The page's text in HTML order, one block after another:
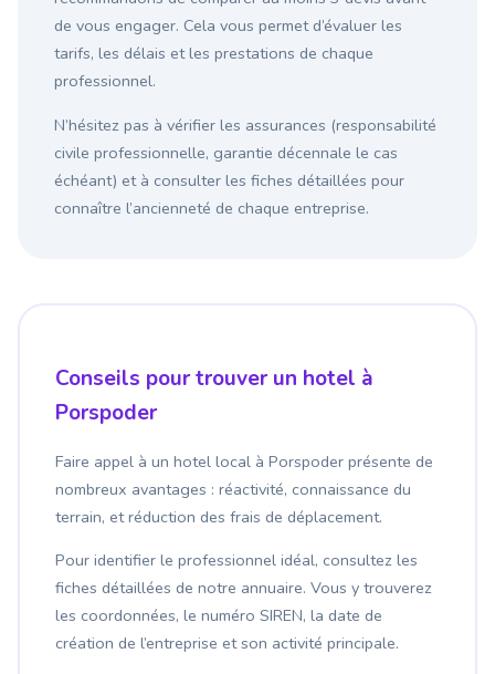
de vous engager. Cela vous permet d’évaluer les
tarifs, les délais et les prestations de chaque
professionnel.
N’hésitez pas à vérifier les assurances (responsabilité
civile professionnelle, garantie décennale le cas
échéant) et à consulter les fiches détaillées pour
connaître l’ancienneté de chaque entreprise.
Conseils pour trouver un hotel à
Porspoder
Faire appel à un hotel local à Porspoder présente de
nombreux avantages : réactivité, connaissance du
terrain, et réduction des frais de déplacement.
Pour identifier le professionnel idéal, consultez les
fiches détaillées de notre annuaire. Vous y trouverez
les coordonnées, le numéro SIREN, la date de
création de l’entreprise et son activité principale.